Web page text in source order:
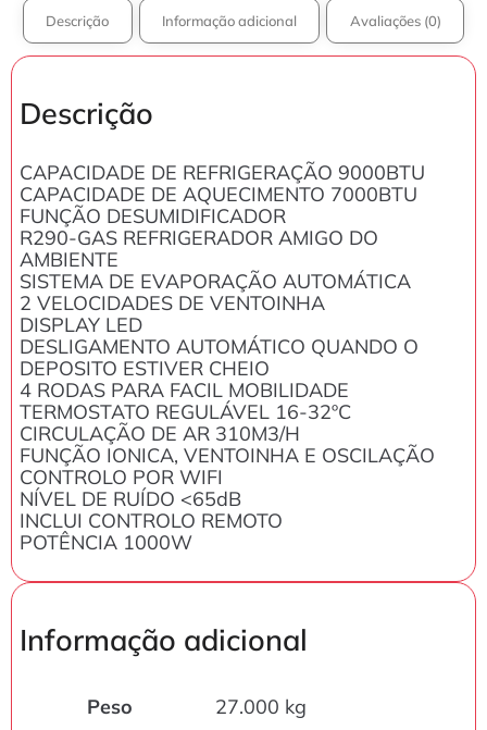
Descrição Informação adicional Avaliações (0)
Descrição
CAPACIDADE DE REFRIGERAÇÃO 9000BTU
CAPACIDADE DE AQUECIMENTO 7000BTU
FUNÇÃO DESUMIDIFICADOR
R290-GAS REFRIGERADOR AMIGO DO
AMBIENTE
SISTEMA DE EVAPORAÇÃO AUTOMÁTICA
2 VELOCIDADES DE VENTOINHA
DISPLAY LED
DESLIGAMENTO AUTOMÁTICO QUANDO O
DEPOSITO ESTIVER CHEIO
4 RODAS PARA FACIL MOBILIDADE
TERMOSTATO REGULÁVEL 16-32ºC
CIRCULAÇÃO DE AR 310M3/H
FUNÇÃO IONICA, VENTOINHA E OSCILAÇÃO
CONTROLO POR WIFI
NÍVEL DE RUÍDO <65dB
INCLUI CONTROLO REMOTO
POTÊNCIA 1000W
Informação adicional
Peso
27.000 kg